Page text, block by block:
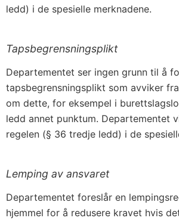
ledd) i de spesielle merknadene.
Tapsbegrensningsplikt
Departementet ser ingen grunn til å
tapsbegrensningsplikt som avviker
om dette, for eksempel i
ledd annet punktum. Departementet
regelen (§ 36 tredje ledd) i de
Lemping av ansvaret
Departementet foreslår en
hjemmel for å redusere kravet hvis